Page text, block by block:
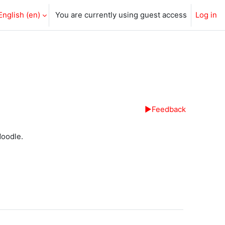
‎(en)‎ You are currently using guest access Log in
▶︎Feedback